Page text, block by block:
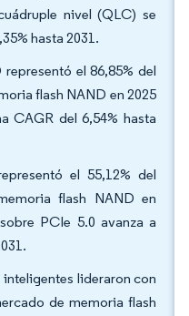
nivel (QLC) se
hasta 2031.
el 86,85% del
flash NAND en 2025
CAGR del 6,54% hasta
el 55,12% del
flash NAND en
PCIe 5.0 avanza a
lideraron con
de memoria flash